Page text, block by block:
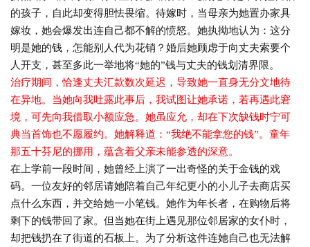
的孩子，自此却变得胆怯畏缩。待嫁时，当母亲为她置办家具
嫁妆，她会爆发出连自己都不解的愤怒。她执拗地认为：这分
明是她的钱，怎能别人代为花销？婚后她顾虑于向丈夫索要个
人开支，甚至多此一举地将“她的”钱与丈夫的钱划清界限。
治疗期间，恰逢丈夫汇款数次延迟，导致她一直身无分文地待
在异地。当她向我吐露此事后，我试图让她承诺，若再遇此窘
境，可先向我借取小额应急。她虽应允，却在下次缺钱时宁可
典当首饰也不愿履约。她解释道：“我绝不能拿您的钱”。童年
那五十芬尼的挪用，蕴含着父亲未能参透的深意。
在上学前一段时间，她曾经上演了一出奇怪的关于金钱的戏
码。一位友好的邻居请她陪着自己年纪更小的小儿子去商店买
点什么东西，并交给她一小笔钱。她作为年长者，在购物后将
剩下的钱带回了家。但当她在街上遇见那位邻居家的女仆时，
却把钱扔在了街道的石板上。为了分析这件连她自己也无法解